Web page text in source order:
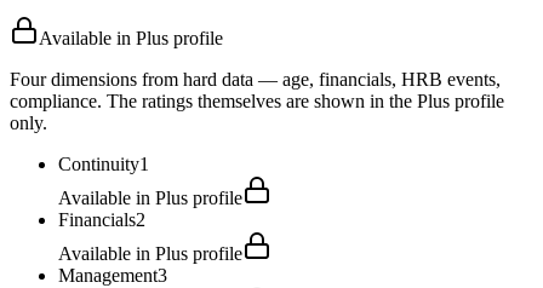
Available in Plus profile
Four dimensions from hard data — age, financials, HRB events,
compliance. The ratings themselves are shown in the Plus profile
only.
Continuity1
Available in Plus profile
Financials2
Available in Plus profile
Management3